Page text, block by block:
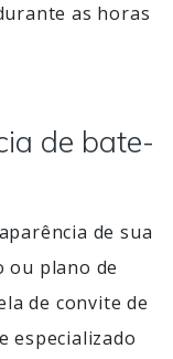
as horas
de bate-
de sua
ou plano de
de convite de
especializado